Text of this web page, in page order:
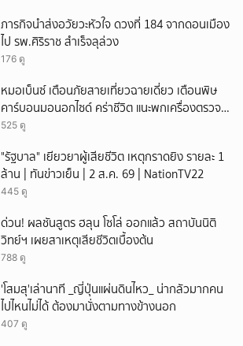
ภารกิจนำส่งอวัยวะหัวใจ ดวงที่ 184 จากดอนเมือง
ไป รพ.ศิริราช สำเร็จลุล่วง
176 ดู
หมอเบ็นซ์ เตือนภัยสายเที่ยวฉายเดี่ยว เตือนพิษ
คาร์บอนมอนอกไซด์ คร่าชีวิต แนะพกเครื่องตรวจ
วัดติดตัว
525 ดู
"รัฐบาล" เยียวยาผู้เสียชีวิต เหตุกราดยิง รายละ 1
ล้าน | ทันข่าวเย็น | 2 ส.ค. 69 | NationTV22
445 ดู
ด่วน! ผลชันสูตร ฮลุน โซโล่ ออกแล้ว สถาบันนิติ
วิทย์ฯ เผยสาเหตุเสียชีวิตเบื้องต้น
788 ดู
'โสมสุ'เล่านาที _ญี่ปุ่นแผ่นดินไหว_ น่ากลัวมากคน
ไปไหนไม่ได้ ต้องมานั่งตามทางข้างนอก
407 ดู